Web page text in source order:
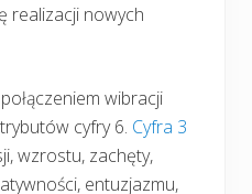
realizacji nowych
wibracji
cyfry 6. Cyfra 3
wzrostu, zachęty,
entuzjazmu,